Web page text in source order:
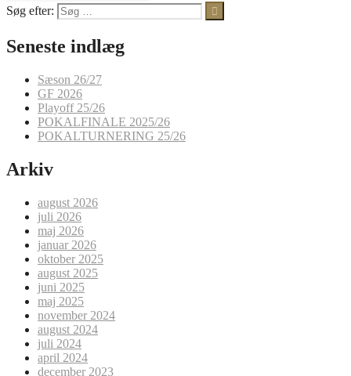
Søg efter:
Seneste indlæg
Sæson 26/27
GF 2026
Playoff 25/26
POKALFINALE 2025/26
POKALTURNERING 25/26
Arkiv
august 2026
juli 2026
maj 2026
januar 2026
oktober 2025
august 2025
juni 2025
maj 2025
november 2024
august 2024
juli 2024
april 2024
december 2023